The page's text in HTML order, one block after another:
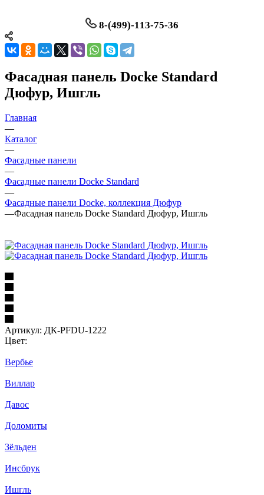
8-(499)-113-75-36
Фасадная панель Docke Standard
Дюфур, Ишгль
Главная
—
Каталог
—
Фасадные панели
—
Фасадные панели Docke Standard
—
Фасадные панели Docke, коллекция Дюфур
—Фасадная панель Docke Standard Дюфур, Ишгль
Артикул: ДК-PFDU-1222
Цвет:
Вербье
Виллар
Давос
Доломиты
Зёльден
Инсбрук
Ишгль